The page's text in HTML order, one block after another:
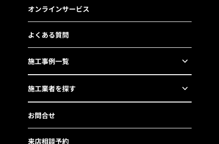
オンラインサービス
よくある質問
施工事例一覧
施工業者を探す
お問合せ
来店相談予約